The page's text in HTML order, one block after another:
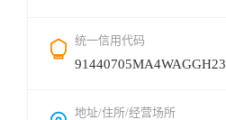
地标地图
用户登录
统一信用代码
91440705MA4WAGGH23
地址/住所/经营场所